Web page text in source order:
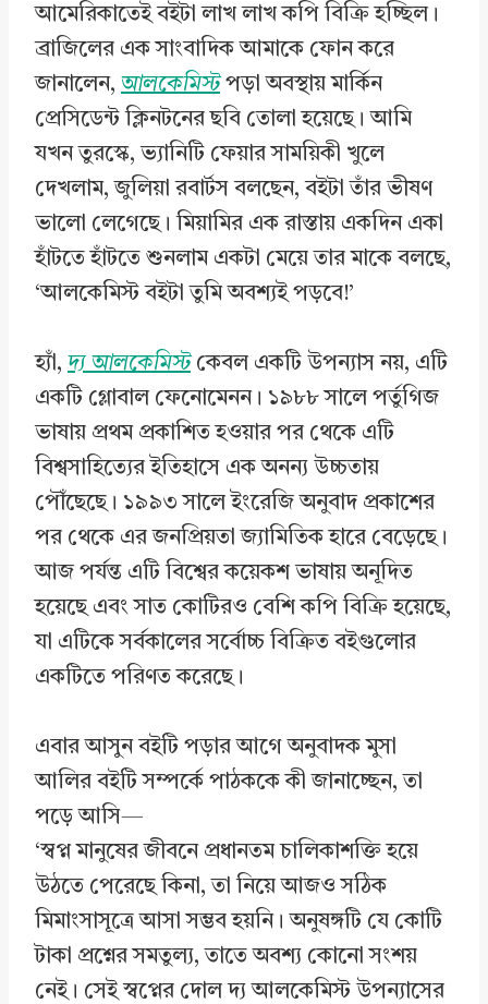
আমেরিকাতেই বইটা লাখ লাখ কপি বিক্রি হচ্ছিল।
ব্রাজিলের এক সাংবাদিক আমাকে ফোন করে
জানালেন, আলকেমিস্টপড়া অবস্থায় মার্কিন
প্রেসিডেন্ট ক্লিনটনের ছবি তোলা হয়েছে। আমি
যখন তুরস্কে, ভ্যানিটি ফেয়ার সাময়িকী খুলে
দেখলাম, জুলিয়া রবার্টস বলছেন, বইটা তাঁর ভীষণ
ভালো লেগেছে। মিয়ামির এক রাস্তায় একদিন একা
হাঁটতে হাঁটতে শুনলাম একটা মেয়ে তার মাকে বলছে,
‘আলকেমিস্ট বইটা তুমি অবশ্যই পড়বে!’
হ্যাঁ, দ্য আলকেমিস্টকেবল একটি উপন্যাস নয়, এটি
একটি গ্লোবাল ফেনোমেনন। ১৯৮৮ সালে পর্তুগিজ
ভাষায় প্রথম প্রকাশিত হওয়ার পর থেকে এটি
বিশ্বসাহিত্যের ইতিহাসে এক অনন্য উচ্চতায়
পৌঁছেছে। ১৯৯৩ সালে ইংরেজি অনুবাদ প্রকাশের
পর থেকে এর জনপ্রিয়তা জ্যামিতিক হারে বেড়েছে।
আজ পর্যন্ত এটি বিশ্বের কয়েকশ ভাষায় অনূদিত
হয়েছে এবং সাত কোটিরও বেশি কপি বিক্রি হয়েছে,
যা এটিকে সর্বকালের সর্বোচ্চ বিক্রিত বইগুলোর
একটিতে পরিণত করেছে।
এবার আসুন বইটি পড়ার আগে অনুবাদক মুসা
আলির বইটি সম্পর্কে পাঠককে কী জানাচ্ছেন, তা
পড়ে আসি—
‘স্বপ্ন মানুষের জীবনে প্রধানতম চালিকাশক্তি হয়ে
উঠতে পেরেছে কিনা, তা নিয়ে আজও সঠিক
মিমাংসাসূত্রে আসা সম্ভব হয়নি। অনুষঙ্গটি যে কোটি
টাকা প্রশ্নের সমতুল্য, তাতে অবশ্য কোনো সংশয়
নেই। সেই স্বপ্নের দোল দ্য আলকেমিস্ট উপন্যাসের